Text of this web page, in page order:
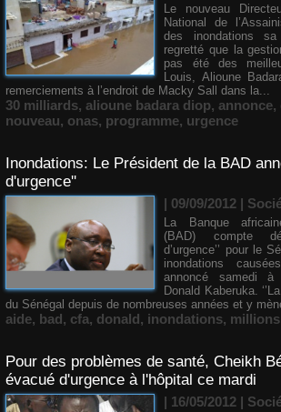
Le nouveau
National de
des inondations
regretté que la
pas été des
Louis, Alioune
remerciements à l’endroit de Macky Sall dans la...
30 milliards, alioune badara diop, annonce,
nouveau, onas, programme, urgence
Inondations: Le Président de la BAD
d'urgence''
| 09/09/2012 |
La Banque
(BAD) compte
d’urgence’’ pour le
inondations
annoncé samedi à
Donald Kaberuka.
du Sénégal depuis de nombreuses années et y
aide, bad, cfa, donald, inondations, millions
Pour des problèmes de santé, Cheikh
évacué d'urgence à l'hôpital ce mardi
| 16/05/2012 |